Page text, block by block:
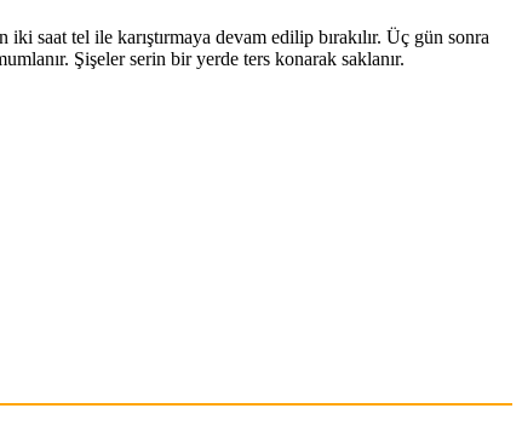
saat tel ile karıştırmaya devam edilip bırakılır. Üç gün sonra
Şişeler serin bir yerde ters konarak saklanır.